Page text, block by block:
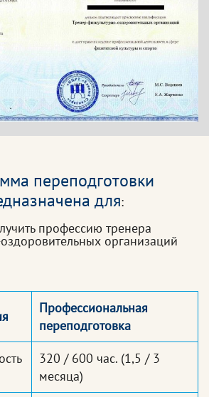
переподготовки
для:
профессию тренера
организаций
Профессиональная
переподготовка
320 / 600 час. (1,5 / 3
месяца)